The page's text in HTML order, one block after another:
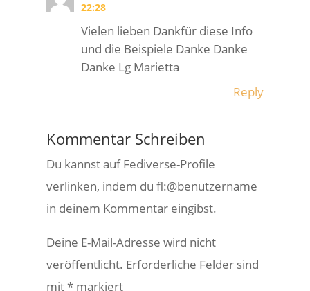
22:28
Vielen lieben Dankfür diese Info
und die Beispiele Danke Danke
Danke Lg Marietta
Reply
Kommentar Schreiben
Du kannst auf Fediverse-Profile
verlinken, indem du fl:@benutzername
in deinem Kommentar eingibst.
Deine E-Mail-Adresse wird nicht
veröffentlicht. Erforderliche Felder sind
mit* markiert